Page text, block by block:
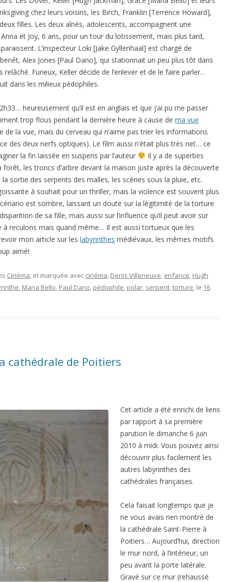
chez leurs voisins, les Birch, Franklin [Terrence Howard],
filles. Les deux aînés, adolescents, accompagnent une
et Joy, 6 ans, pour un tour du lotissement, mais plus tard,
L’inspecteur Loki [Jake Gyllenhaal] est chargé de
Alex Jones [Paul Dano], qui stationnait un peu plus tôt dans
Furieux, Keller décide de l’enlever et de le faire parler…
dans les milieux pédophiles.
heureusement qu’il est en anglais et que j’ai pu me passer
trop flous pendant la dernière heure à cause de ma vue
de la vue, mais du cerveau qui n’aime pas trier les informations
des deux nerfs optiques). Le film aussi n’était plus très net… ce
la fin laissée en suspens par l’auteur
Il y a de superbes
les troncs d’arbre devant la maison juste après la découverte
la sortie des serpents des malles, les scènes sous la pluie, etc.
à souhait pour un thriller, mais la violence est souvent plus
est sombre, laissant un doute sur la légitimité de la torture
de sa fille, mais aussi sur l’influence qu’il peut avoir sur
à reculons mais quand même… Il est aussi tortueux que les
mon article sur les labyrinthes médiévaux, les mêmes motifs
aimé!
Cinéma, et marquée avec cinéma, Denis Villeneuve, enfance, Hugh
, Maria Bello, Paul Dano, pédophile, polar, serpent,torture, le 16
cathédrale de Poitiers
Cet article a été enrichi de liens
par rapport à sa première
parution le dimanche 6 juin
2010 à midi. Vous pouvez ainsi
découvrir plus facilement les
autres labyrinthes des
cathédrales françaises.
Cela faisait longtemps que je
ne vous avais rien montré de
la cathédrale Saint-Pierre à
Poitiers… Aujourd’hui, direction
le mur nord, à l’intérieur, un
peu avant la porte latérale.
Gravé sur ce mur (rehaussé